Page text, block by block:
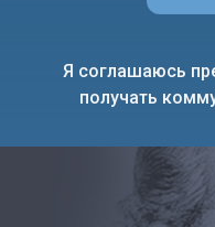
Я соглашаюсь
получать